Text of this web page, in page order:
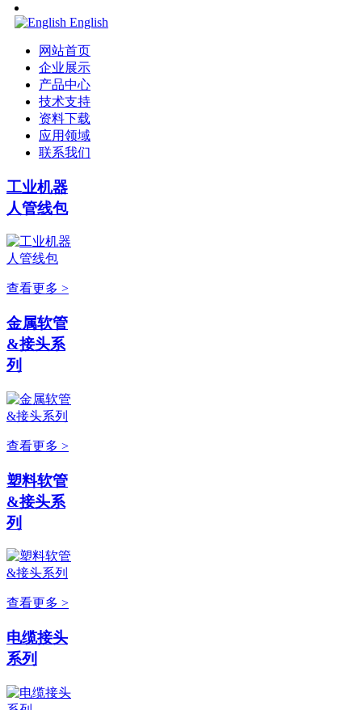
English
网站首页
企业展示
产品中心
技术支持
资料下载
应用领域
联系我们
工业机器
人管线包
查看更多 >
金属软管
&接头系
列
查看更多 >
塑料软管
&接头系
列
查看更多 >
电缆接头
系列